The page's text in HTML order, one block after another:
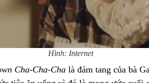
Hình: Internet
Cha-Cha-Cha là đám tang của bà